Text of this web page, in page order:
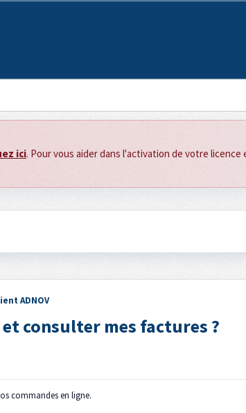
ici. Pour vous aider dans l'activation de votre
ADNOV
consulter mes factures ?
commandes en ligne.